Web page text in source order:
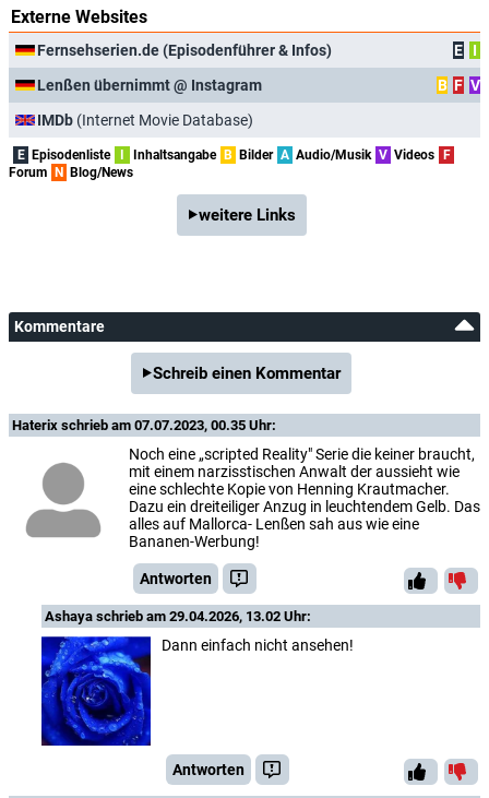
Externe Websites
Fernsehserien.de (Episodenführer & Infos) E
I
Lenßen übernimmt @ Instagram
B F V
IMDb (Internet Movie Database)
E Episodenliste Inhaltsangabe B Bilder A Audio/Musik V Videos
F
Forum
N Blog/News
weitere Links
Kommentare
Schreib einen Kommentar
Haterix schrieb am 07.07.2023, 00.35 Uhr:
Noch eine „scripted Reality" Serie die keiner braucht,
mit einem narzisstischen Anwalt der aussieht wie
eine schlechte Kopie von Henning Krautmacher.
Dazu ein dreiteiliger Anzug in leuchtendem Gelb. Das
alles auf Mallorca- Lenßen sah aus wie eine
Bananen-Werbung!
Antworten
Ashaya schrieb am 29.04.2026, 13.02 Uhr:
Dann einfach nicht ansehen!
Antworten